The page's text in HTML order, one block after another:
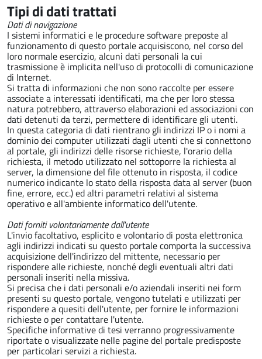
Tipi di dati trattati
Dati di navigazione
I sistemi informatici e le procedure software preposte al
funzionamento di questo portale acquisiscono, nel corso del
loro normale esercizio, alcuni dati personali la cui
trasmissione è implicita nell'uso di protocolli di comunicazione
di Internet.
Si tratta di informazioni che non sono raccolte per essere
associate a interessati identificati, ma che per loro stessa
natura potrebbero, attraverso elaborazioni ed associazioni con
dati detenuti da terzi, permettere di identificare gli utenti.
In questa categoria di dati rientrano gli indirizzi IP o i nomi a
dominio dei computer utilizzati dagli utenti che si connettono
al portale, gli indirizzi delle risorse richieste, l'orario della
richiesta, il metodo utilizzato nel sottoporre la richiesta al
server, la dimensione del file ottenuto in risposta, il codice
numerico indicante lo stato della risposta data al server (buon
fine, errore, ecc.) ed altri parametri relativi al sistema
operativo e all'ambiente informatico dell'utente.
Dati forniti volontariamente dall'utente
L'invio facoltativo, esplicito e volontario di posta elettronica
agli indirizzi indicati su questo portale comporta la successiva
acquisizione dell'indirizzo del mittente, necessario per
rispondere alle richieste, nonché degli eventuali altri dati
personali inseriti nella missiva.
Si precisa che i dati personali e/o aziendali inseriti nei form
presenti su questo portale, vengono tutelati e utilizzati per
rispondere a quesiti dell'utente, per fornire le informazioni
richieste o per contattare l'utente.
Specifiche informative di tesi verranno progressivamente
riportate o visualizzate nelle pagine del portale predisposte
per particolari servizi a richiesta.